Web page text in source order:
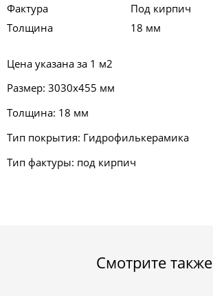
Фактура
Под кирпич
Толщина
18 мм
Цена указана за 1 м2
Размер: 3030х455 мм
Толщина: 18 мм
Тип покрытия: Гидрофилькерамика
Тип фактуры: под кирпич
Смотрите также